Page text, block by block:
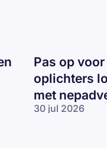
Pas op
oplichters
met
30 jul 2026